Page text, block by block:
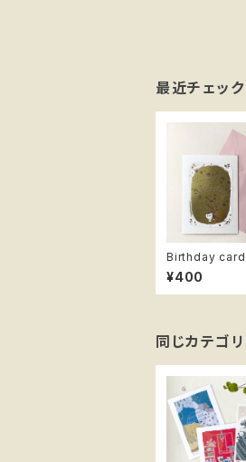
最近チェッ
Birthday card ススメ
隊長 ボタニカ
¥400
同じカテゴ